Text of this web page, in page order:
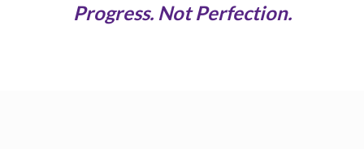
Progress. Not Perfection.